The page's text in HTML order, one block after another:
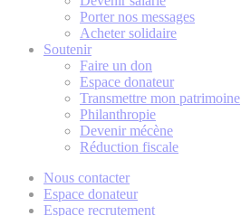
Porter nos messages
Acheter solidaire
Soutenir
Faire un don
Espace donateur
Transmettre mon patrimoine
Philanthropie
Devenir mécène
Réduction fiscale
Nous contacter
Espace donateur
Espace recrutement